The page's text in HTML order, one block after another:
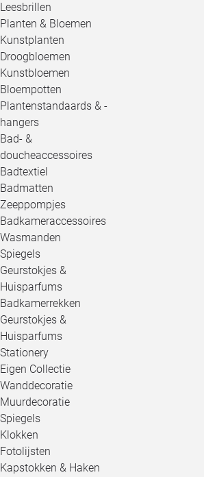
Leesbrillen
Planten & Bloemen
Kunstplanten
Droogbloemen
Kunstbloemen
Bloempotten
Plantenstandaards & -
hangers
Bad- &
doucheaccessoires
Badtextiel
Badmatten
Zeeppompjes
Badkameraccessoires
Wasmanden
Spiegels
Geurstokjes &
Huisparfums
Badkamerrekken
Geurstokjes &
Huisparfums
Stationery
Eigen Collectie
Wanddecoratie
Muurdecoratie
Spiegels
Klokken
Fotolijsten
Kapstokken & Haken